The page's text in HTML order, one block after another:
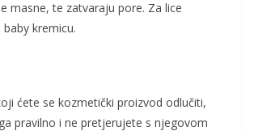
masne, te zatvaraju pore. Za lice
kremicu.
ćete se kozmetički proizvod odlučiti,
pravilno i ne pretjerujete s njegovom